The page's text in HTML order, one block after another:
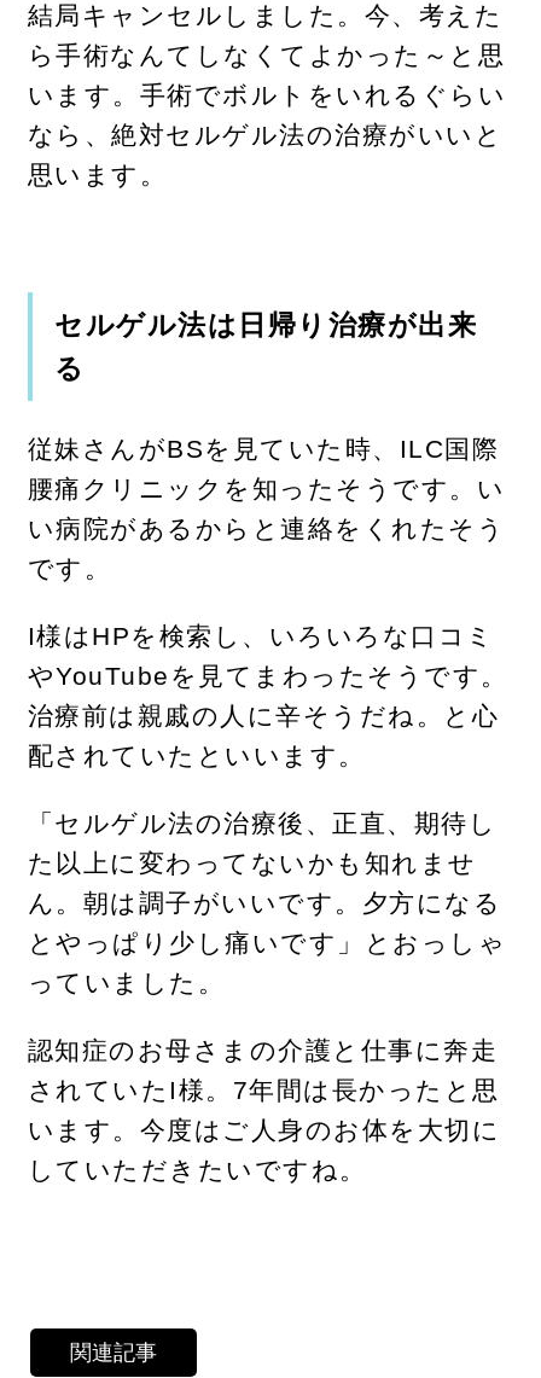
結局キャンセルしました。今、考えた
ら手術なんてしなくてよかった～と思
います。手術でボルトをいれるぐらい
なら、絶対セルゲル法の治療がいいと
思います。
セルゲル法は日帰り治療が出来
る
従妹さんがBSを見ていた時、ILC国際
腰痛クリニックを知ったそうです。い
い病院があるからと連絡をくれたそう
です。
I様はHPを検索し、いろいろな口コミ
やYouTubeを見てまわったそうです。
治療前は親戚の人に辛そうだね。と心
配されていたといいます。
「セルゲル法の治療後、正直、期待し
た以上に変わってないかも知れませ
ん。朝は調子がいいです。夕方になる
とやっぱり少し痛いです」とおっしゃ
っていました。
認知症のお母さまの介護と仕事に奔走
されていたI様。7年間は長かったと思
います。今度はご人身のお体を大切に
していただきたいですね。
関連記事